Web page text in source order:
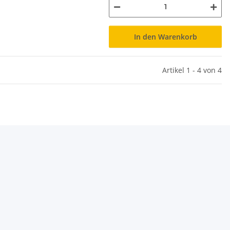
In den Warenkorb
Artikel 1 - 4 von 4